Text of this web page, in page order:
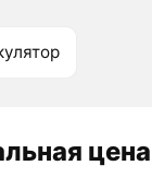
цена